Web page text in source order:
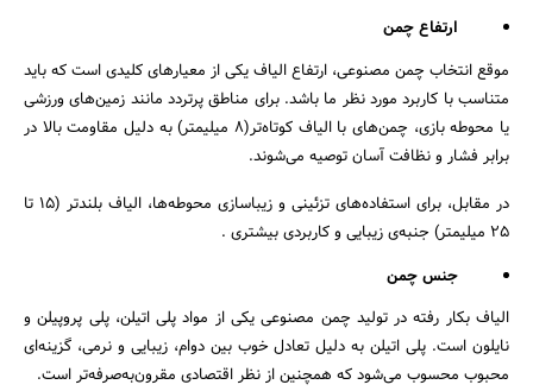
ارتفاع چمن
موقع انتخاب چمن مصنوعی، ارتفاع الیاف یکی از معیارهای کلیدی است که باید
متناسب با کاربرد مورد نظر ما باشد. برای مناطق پرتردد مانند زمین‌های ورزشی
یا محوطه بازی، چمن‌های با الیاف کوتاه‌تر(8 میلیمتر) به دلیل مقاومت بالا در
برابر فشار و نظافت آسان توصیه می‌شوند.
در مقابل، برای استفاده‌های تزئینی و زیباسازی محوطه‌ها، الیاف بلندتر (15 تا
25 میلیمتر) جنبه‌ی زیبایی و کاربردی بیشتری .
جنس چمن
الیاف بکار رفته در تولید چمن مصنوعی یکی از مواد پلی اتیلن، پلی پروپیلن و
نایلون است. پلی اتیلن به دلیل تعادل خوب بین دوام، زیبایی و نرمی، گزینه‌ای
محبوب محسوب می‌شود که همچنین از نظر اقتصادی مقرون‌به‌صرفه‌تر است.